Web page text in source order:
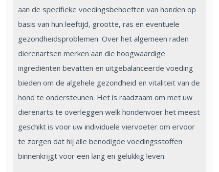
aan de specifieke voedingsbehoeften van honden op
basis van hun leeftijd, grootte, ras en eventuele
gezondheidsproblemen. Over het algemeen raden
dierenartsen merken aan die hoogwaardige
ingrediënten bevatten en uitgebalanceerde voeding
bieden om de algehele gezondheid en vitaliteit van de
hond te ondersteunen. Het is raadzaam om met uw
dierenarts te overleggen welk hondenvoer het meest
geschikt is voor uw individuele viervoeter om ervoor
te zorgen dat hij alle benodigde voedingsstoffen
binnenkrijgt voor een lang en gelukkig leven.